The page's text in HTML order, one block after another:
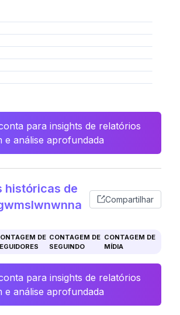
para insights de relatórios
e análise aprofundada
históricas de
Compartilhar
DE CONTAGEM DE
SEGUINDO
CONTAGEM DE
MÍDIA
para insights de relatórios
e análise aprofundada